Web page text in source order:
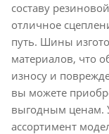
составу
отличное
путь. Шины
материалов, что
износу и
вы можете
выгодным ценам.
ассортимент